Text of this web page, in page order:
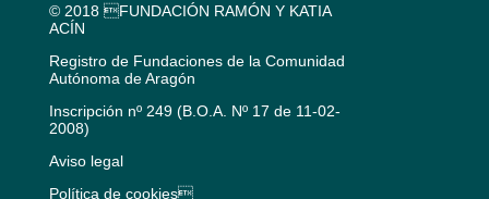
© 2018 FUNDACIÓN RAMÓN Y KATIA
ACÍN
Registro de Fundaciones de la Comunidad
Autónoma de Aragón
Inscripción nº 249 (B.O.A. Nº 17 de 11-02-
2008)
Aviso legal
Política de cookies